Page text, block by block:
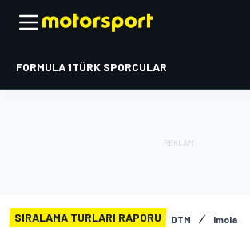
FORMULA 1TÜRK SPORCULAR
SIRALAMA TURLARI RAPORU DTM Imola